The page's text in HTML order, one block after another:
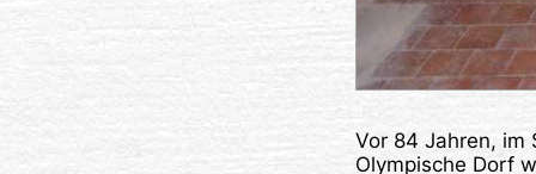
Vor 84 Jahren, im
Olympische Dorf